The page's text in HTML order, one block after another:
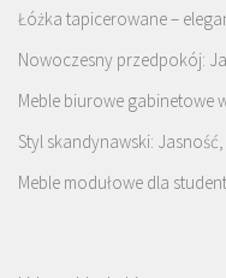
Łóżka tapicerowane –
Nowoczesny przedpokój:
Meble biurowe gabinetowe
Styl skandynawski:
Meble modułowe dla